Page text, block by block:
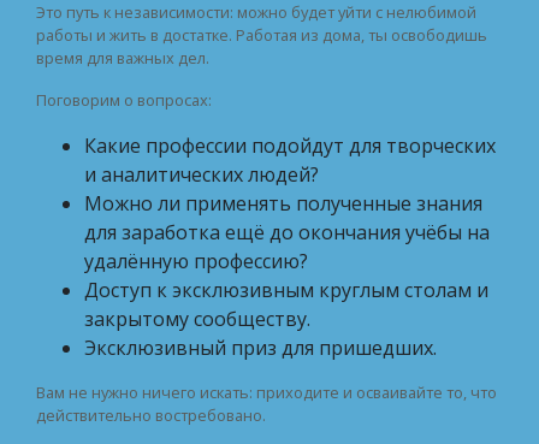
Это путь к независимости: можно будет уйти с нелюбимой
работы и жить в достатке. Работая из дома, ты освободишь
время для важных дел.
Поговорим о вопросах:
Какие профессии подойдут для творческих
и аналитических людей?
Можно ли применять полученные знания
для заработка ещё до окончания учёбы на
удалённую профессию?
Доступ к эксклюзивным круглым столам и
закрытому сообществу.
Эксклюзивный приз для пришедших.
Вам не нужно ничего искать: приходите и осваивайте то, что
действительно востребовано.